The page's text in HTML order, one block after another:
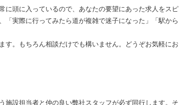
に頭に入っているので、あなたの要望にあった求人をスピ
実際に行ってみたら道が複雑で迷子になった」「駅から
す。もちろん相談だけでも構いません。どうぞお気軽にお
施設担当者と仲の良い弊社スタッフが必ず同行します。そ